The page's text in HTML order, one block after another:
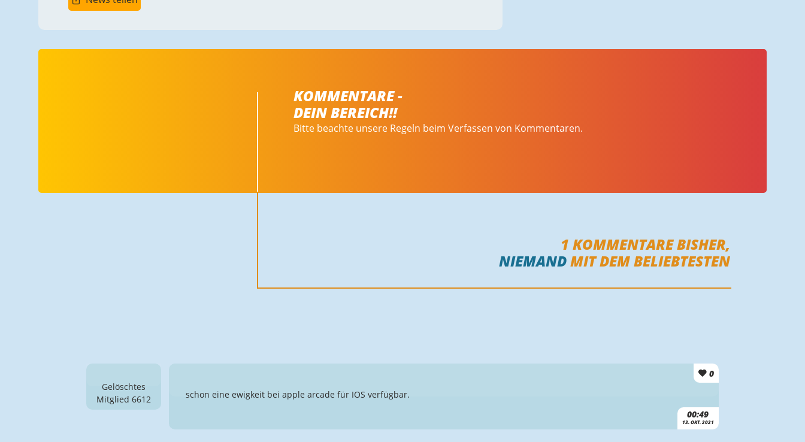
KOMMENTARE -
DEIN BEREICH!!
Bitte beachte unsere Regeln beim Verfassen von Kommentaren.
1 KOMMENTARE BISHER,
NIEMANDMIT DEM BELIEBTESTEN
0
00:49
13. OKT. 2021
schon eine ewigkeit bei apple arcade für IOS verfügbar.